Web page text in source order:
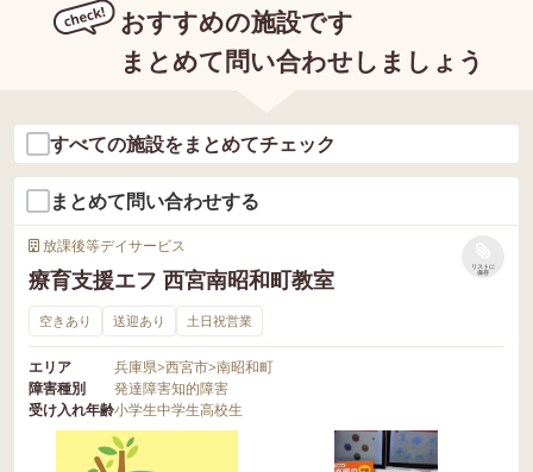
おすすめの施設です
まとめて問い合わせしましょう
すべての施設をまとめてチェック
まとめて問い合わせする
放課後等デイサービス
療育支援エフ 西宮南昭和町教室
リストに
保存
空きあり 送迎あり 土日祝営業
エリア 兵庫県>西宮市>南昭和町
障害種別
発達障害知的障害
受け入れ年齢小学生中学生高校生